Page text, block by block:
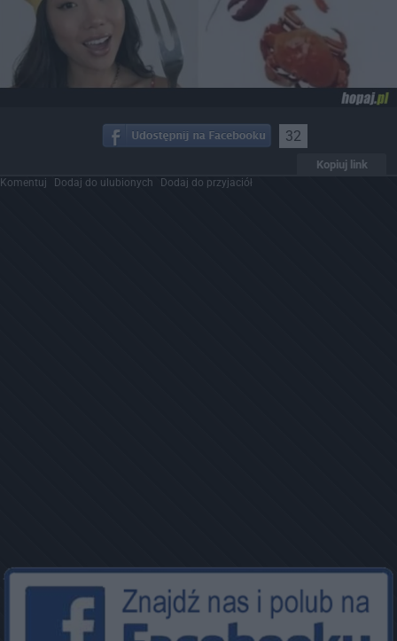
32
Kopiuj link
Komentuj Dodaj do ulubionych Dodaj do przyjaciół